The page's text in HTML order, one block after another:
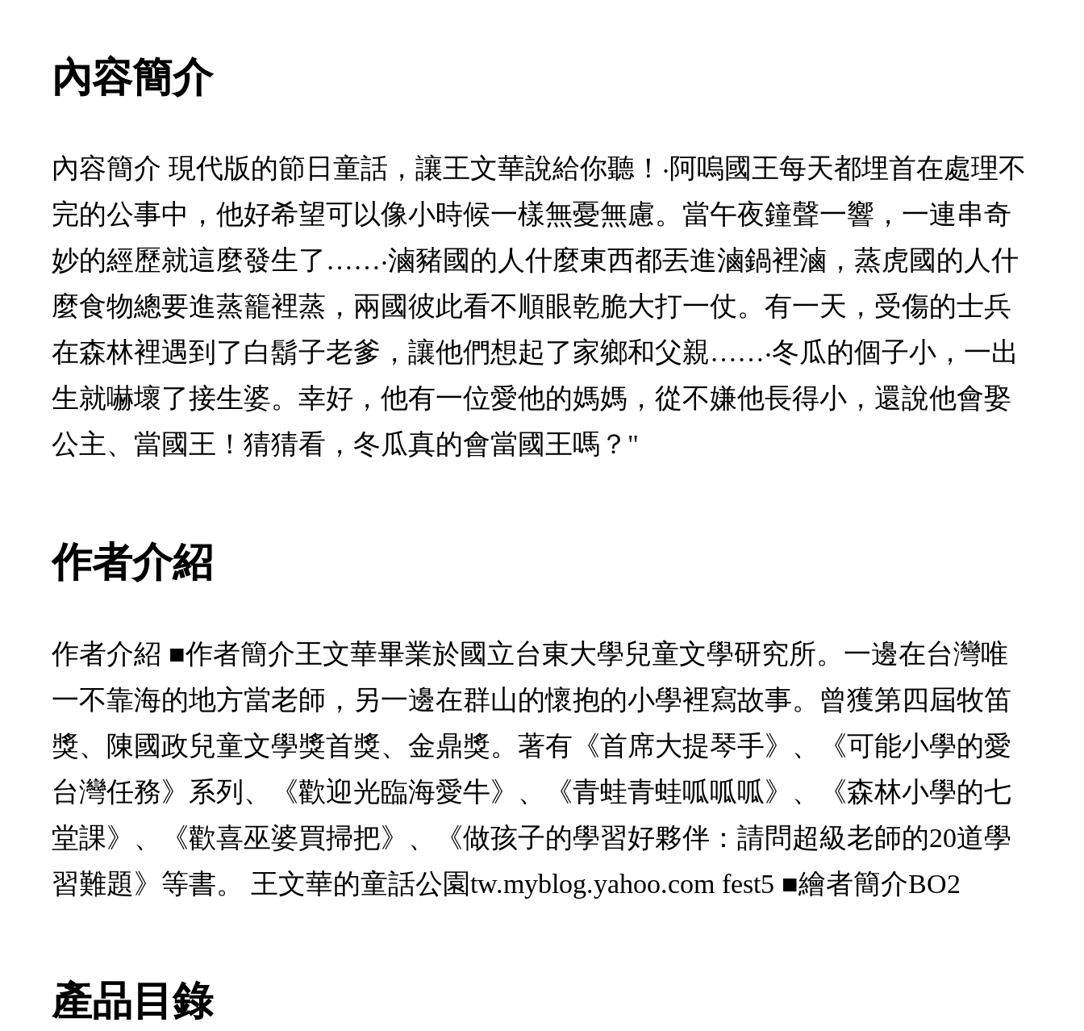
內容簡介
內容簡介 現代版的節日童話，讓王文華說給你聽！‧阿嗚國王每天都埋首在處理不
完的公事中，他好希望可以像小時候一樣無憂無慮。當午夜鐘聲一響，一連串奇
妙的經歷就這麼發生了……‧滷豬國的人什麼東西都丟進滷鍋裡滷，蒸虎國的人什
麼食物總要進蒸籠裡蒸，兩國彼此看不順眼乾脆大打一仗。有一天，受傷的士兵
在森林裡遇到了白鬍子老爹，讓他們想起了家鄉和父親……‧冬瓜的個子小，一出
生就嚇壞了接生婆。幸好，他有一位愛他的媽媽，從不嫌他長得小，還說他會娶
公主、當國王！猜猜看，冬瓜真的會當國王嗎？"
作者介紹
作者介紹 ■作者簡介王文華畢業於國立台東大學兒童文學研究所。一邊在台灣唯
一不靠海的地方當老師，另一邊在群山的懷抱的小學裡寫故事。曾獲第四屆牧笛
獎、陳國政兒童文學獎首獎、金鼎獎。著有《首席大提琴手》、《可能小學的愛
台灣任務》系列、《歡迎光臨海愛牛》、《青蛙青蛙呱呱呱》、《森林小學的七
堂課》、《歡喜巫婆買掃把》、《做孩子的學習好夥伴：請問超級老師的20道學
習難題》等書。 王文華的童話公園tw.myblog.yahoo.com fest5 ■繪者簡介BO2
產品目錄